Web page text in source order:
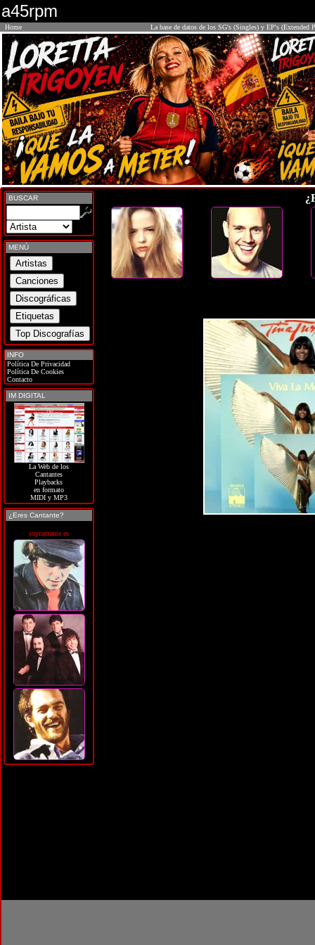
a45rpm
Home La base de datos de los SG's (Singles) y EP's (Extended
BUSCAR
MENÚ
INFO
Política De Privacidad
Política De Cookies
Contacto
IM DIGITAL
La Web de los
Cantantes
Playbacks
en formato
MIDI y MP3
¿Eres Cantante?
soycantante.es